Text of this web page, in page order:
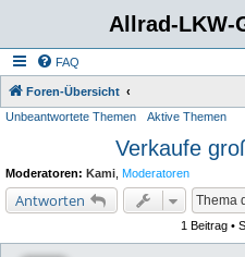
Allrad-LKW-
FAQ
Foren-Übersicht
Unbeantwortete Themen Aktive Themen
Verkaufe
Moderatoren: Kami Moderatoren
Antworten
1 Beitrag •